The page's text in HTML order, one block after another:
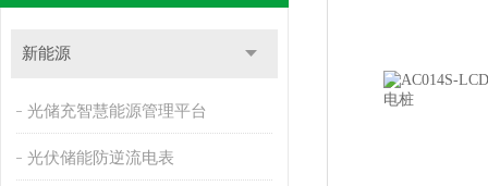
新能源
光储充智慧能源管理平台
光伏储能防逆流电表